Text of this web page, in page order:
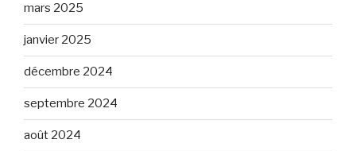
mars 2025
janvier 2025
décembre 2024
septembre 2024
août 2024